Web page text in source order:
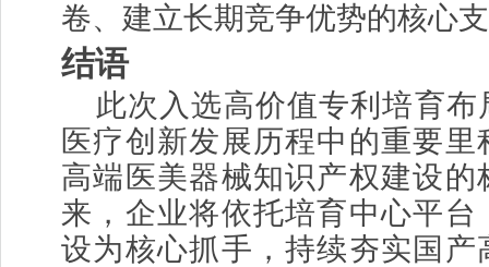
卷、建立长期竞争优势的核心
结语
此次入选高价值专利培育
医疗创新发展历程中的重要里
高端医美器械知识产权建设的
来，企业将依托培育中心平台
设为核心抓手，持续夯实国产